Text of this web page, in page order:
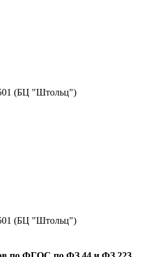
(БЦ "Штольц")
(БЦ "Штольц")